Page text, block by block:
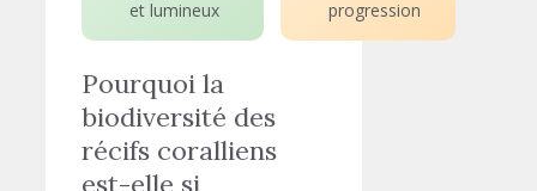
et lumineux
progression
Pourquoi la
biodiversité des
récifs coralliens
est-elle si